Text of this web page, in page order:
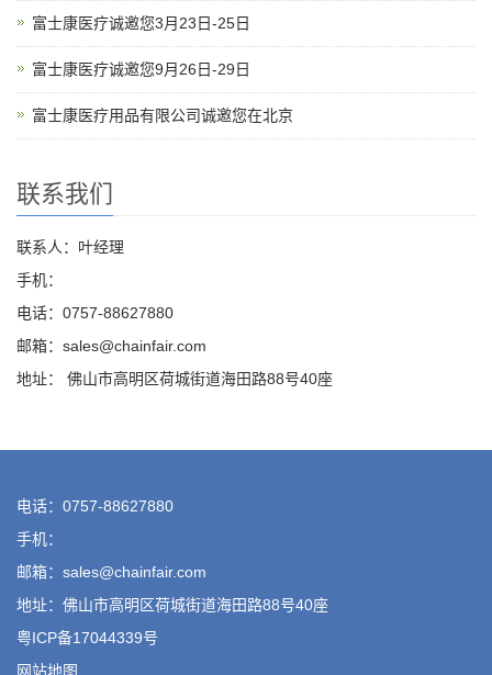
富士康医疗诚邀您3月23日-25日
富士康医疗诚邀您9月26日-29日
富士康医疗用品有限公司诚邀您在北京
联系我们
联系人：叶经理
手机：
电话：0757-88627880
邮箱：sales@chainfair.com
地址： 佛山市高明区荷城街道海田路88号40座
电话：0757-88627880
手机：
邮箱：sales@chainfair.com
地址：佛山市高明区荷城街道海田路88号40座
粤ICP备17044339号
网站地图